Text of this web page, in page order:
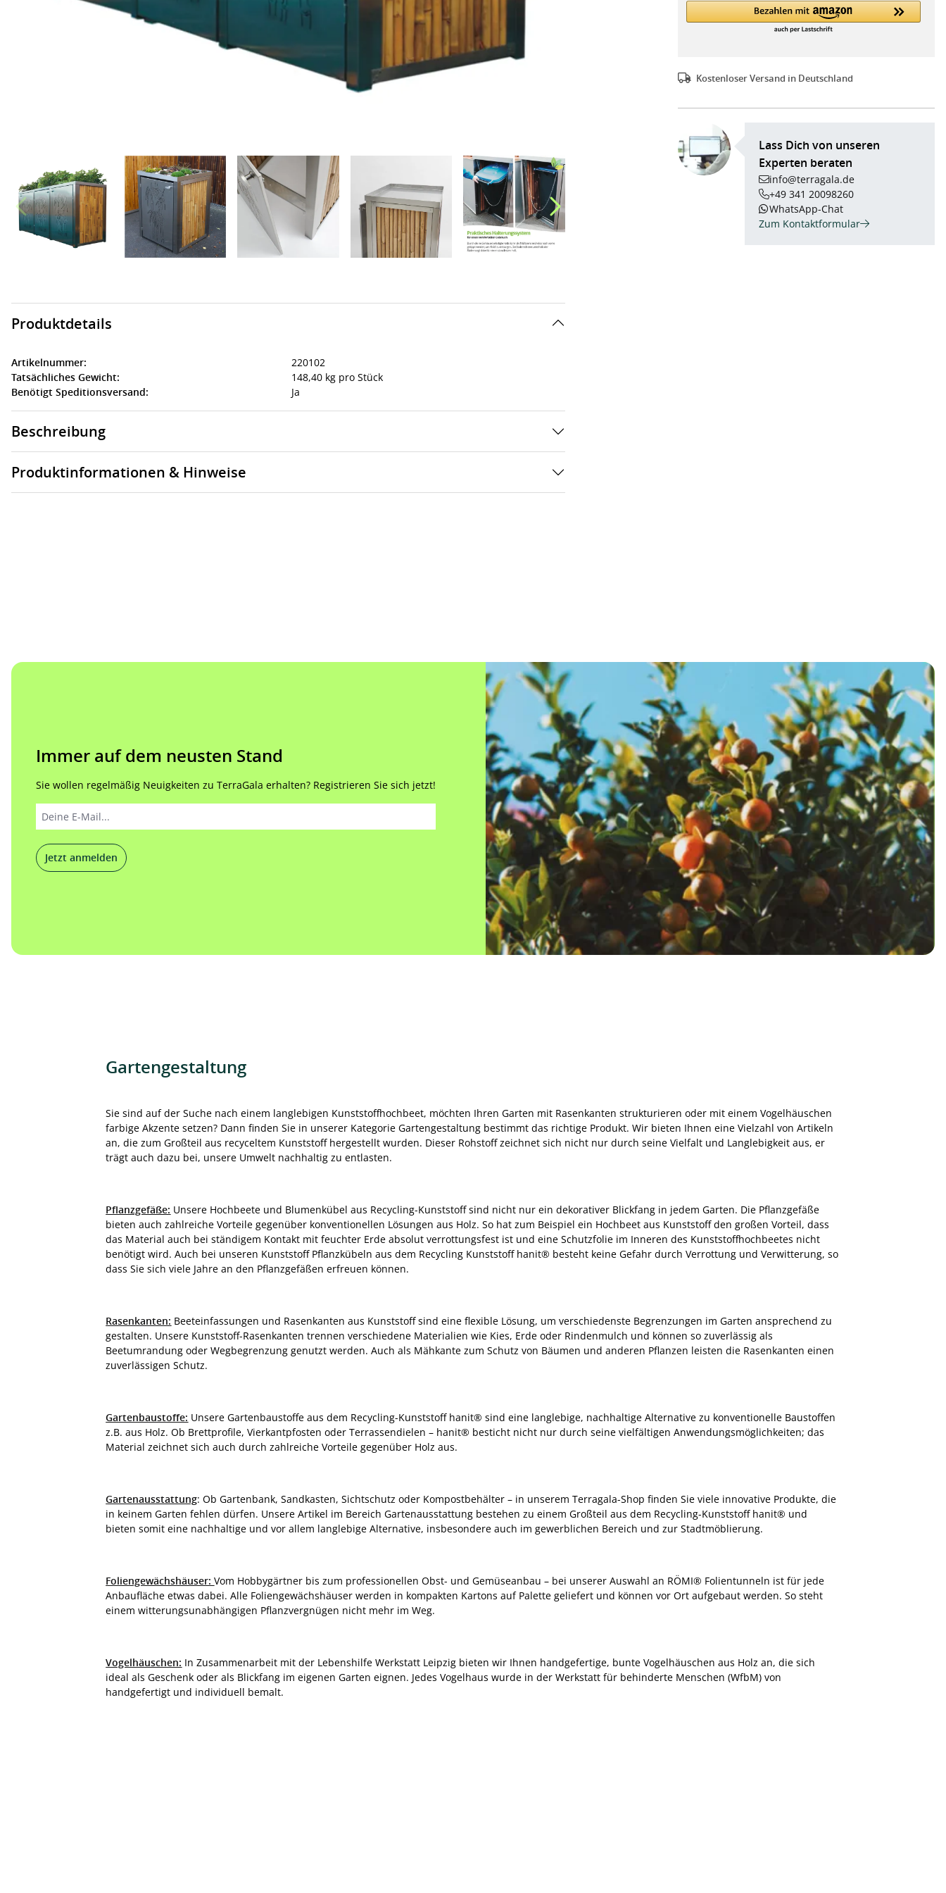
Kostenloser Versand in Deutschland
Lass Dich von unseren
Experten beraten
info@terragala.de
+49 341 20098260
WhatsApp-Chat
Zum Kontaktformular
Produktdetails
Artikelnummer:
220102
Tatsächliches Gewicht:
148,40 kg pro Stück
Benötigt Speditionsversand:
Ja
Beschreibung
Produktinformationen & Hinweise
Immer auf dem neusten Stand
Sie wollen regelmäßig Neuigkeiten zu TerraGala erhalten? Registrieren Sie sich jetzt!
Jetzt anmelden
Gartengestaltung
Sie sind auf der Suche nach einem langlebigen Kunststoffhochbeet, möchten Ihren Garten mit Rasenkanten strukturieren oder mit einem Vogelhäuschen
farbige Akzente setzen? Dann finden Sie in unserer Kategorie Gartengestaltung bestimmt das richtige Produkt. Wir bieten Ihnen eine Vielzahl von Artikeln
an, die zum Großteil aus recyceltem Kunststoff hergestellt wurden. Dieser Rohstoff zeichnet sich nicht nur durch seine Vielfalt und Langlebigkeit aus, er
trägt auch dazu bei, unsere Umwelt nachhaltig zu entlasten.
Pflanzgefäße: Unsere Hochbeete und Blumenkübel aus Recycling-Kunststoff sind nicht nur ein dekorativer Blickfang in jedem Garten. Die Pflanzgefäße
bieten auch zahlreiche Vorteile gegenüber konventionellen Lösungen aus Holz. So hat zum Beispiel ein Hochbeet aus Kunststoff den großen Vorteil, dass
das Material auch bei ständigem Kontakt mit feuchter Erde absolut verrottungsfest ist und eine Schutzfolie im Inneren des Kunststoffhochbeetes nicht
benötigt wird. Auch bei unseren Kunststoff Pflanzkübeln aus dem Recycling Kunststoff hanit® besteht keine Gefahr durch Verrottung und Verwitterung, so
dass Sie sich viele Jahre an den Pflanzgefäßen erfreuen können.
Rasenkanten: Beeteinfassungen und Rasenkanten aus Kunststoff sind eine flexible Lösung, um verschiedenste Begrenzungen im Garten ansprechend zu
gestalten. Unsere Kunststoff-Rasenkanten trennen verschiedene Materialien wie Kies, Erde oder Rindenmulch und können so zuverlässig als
Beetumrandung oder Wegbegrenzung genutzt werden. Auch als Mähkante zum Schutz von Bäumen und anderen Pflanzen leisten die Rasenkanten einen
zuverlässigen Schutz.
Gartenbaustoffe: Unsere Gartenbaustoffe aus dem Recycling-Kunststoff hanit® sind eine langlebige, nachhaltige Alternative zu konventionelle Baustoffen
z.B. aus Holz. Ob Brettprofile, Vierkantpfosten oder Terrassendielen – hanit® besticht nicht nur durch seine vielfältigen Anwendungsmöglichkeiten; das
Material zeichnet sich auch durch zahlreiche Vorteile gegenüber Holz aus.
Gartenausstattung: Ob Gartenbank, Sandkasten, Sichtschutz oder Kompostbehälter – in unserem Terragala-Shop finden Sie viele innovative Produkte, die
in keinem Garten fehlen dürfen. Unsere Artikel im Bereich Gartenausstattung bestehen zu einem Großteil aus dem Recycling-Kunststoff hanit® und
bieten somit eine nachhaltige und vor allem langlebige Alternative, insbesondere auch im gewerblichen Bereich und zur Stadtmöblierung.
Foliengewächshäuser:Vom Hobbygärtner bis zum professionellen Obst- und Gemüseanbau – bei unserer Auswahl an RÖMI® Folientunneln ist für jede
Anbaufläche etwas dabei. Alle Foliengewächshäuser werden in kompakten Kartons auf Palette geliefert und können vor Ort aufgebaut werden. So steht
einem witterungsunabhängigen Pflanzvergnügen nicht mehr im Weg.
Vogelhäuschen: In Zusammenarbeit mit der Lebenshilfe Werkstatt Leipzig bieten wir Ihnen handgefertige, bunte Vogelhäuschen aus Holz an, die sich
ideal als Geschenk oder als Blickfang im eigenen Garten eignen. Jedes Vogelhaus wurde in der Werkstatt für behinderte Menschen (WfbM) von
handgefertigt und individuell bemalt.